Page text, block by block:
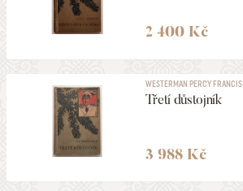
2 400 Kč
WESTERMAN PERCY FRANCIS
Třetí důstojník
3 988 Kč